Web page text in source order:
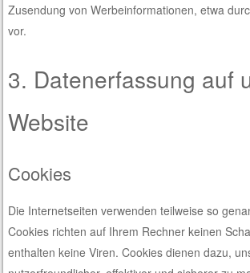
Zusendung von Werbeinformationen, etwa
vor.
3. Datenerfassung auf
Website
Cookies
Die Internetseiten verwenden teilweise so
Cookies richten auf Ihrem Rechner keinen
enthalten keine Viren. Cookies dienen dazu,